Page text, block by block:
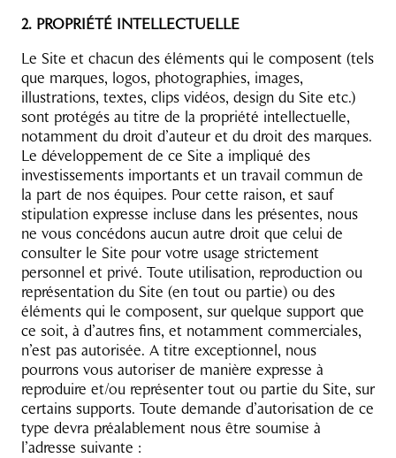
2. PROPRIÉTÉ INTELLECTUELLE
Le Site et chacun des éléments qui le composent (tels
que marques, logos, photographies, images,
illustrations, textes, clips vidéos, design du Site etc.)
sont protégés au titre de la propriété intellectuelle,
notamment du droit d’auteur et du droit des marques.
Le développement de ce Site a impliqué des
investissements importants et un travail commun de
la part de nos équipes. Pour cette raison, et sauf
stipulation expresse incluse dans les présentes, nous
ne vous concédons aucun autre droit que celui de
consulter le Site pour votre usage strictement
personnel et privé. Toute utilisation, reproduction ou
représentation du Site (en tout ou partie) ou des
éléments qui le composent, sur quelque support que
ce soit, à d’autres fins, et notamment commerciales,
n’est pas autorisée. A titre exceptionnel, nous
pourrons vous autoriser de manière expresse à
reproduire et/ou représenter tout ou partie du Site, sur
certains supports. Toute demande d’autorisation de ce
type devra préalablement nous être soumise à
l’adresse suivante :